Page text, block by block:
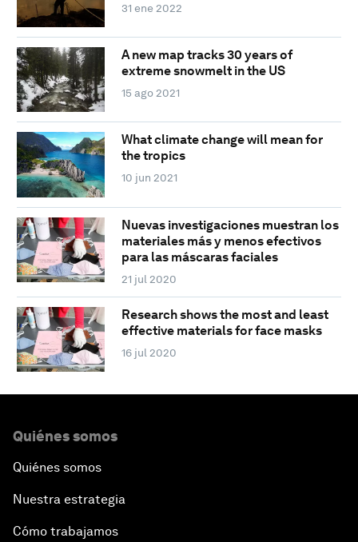
31 ene 2022
A new map tracks 30 years of
extreme snowmelt in the US
15 ago 2021
What climate change will mean for
the tropics
10 jun 2021
Nuevas investigaciones muestran los
materiales más y menos efectivos
para las máscaras faciales
21 jul 2020
Research shows the most and least
effective materials for face masks
16 jul 2020
Quiénes somos
Quiénes somos
Nuestra estrategia
Cómo trabajamos